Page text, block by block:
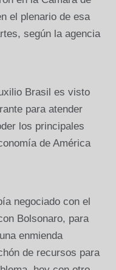
el plenario de esa
según la agencia
Brasil es visto
para atender
los principales
de América
negociado con el
Bolsonaro, para
enmienda
de recursos para